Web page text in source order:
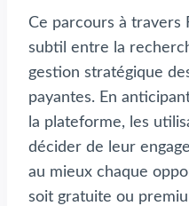
Ce parcours à travers
subtil entre la
gestion stratégique
payantes. En
la plateforme, les
décider de leur
au mieux chaque
soit gratuite ou